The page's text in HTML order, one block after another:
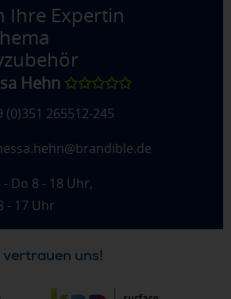
Ihre Expertin
Hehn ✩✩✩✩✩
(0)351 265512-245
- Do 8 - 18 Uhr,
- 17 Uhr
uns!